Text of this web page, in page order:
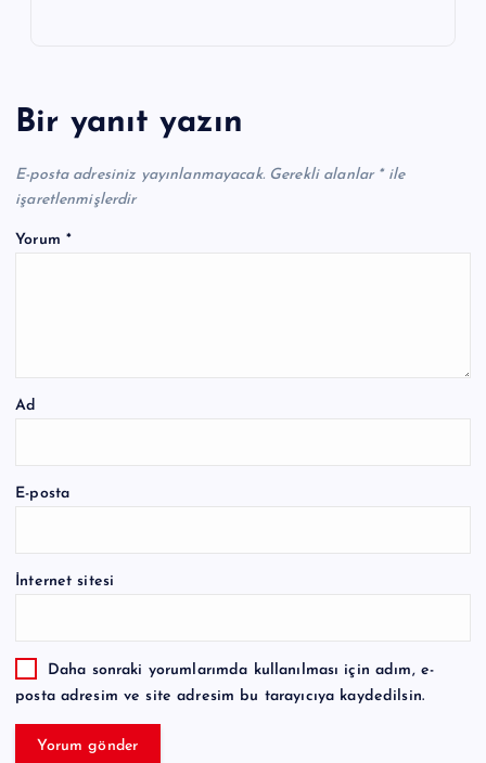
Bir yanıt yazın
E-posta adresiniz yayınlanmayacak. Gerekli alanlar *ile
işaretlenmişlerdir
Yorum *
Ad
E-posta
İnternet sitesi
Daha sonraki yorumlarımda kullanılması için adım, e-
posta adresim ve site adresim bu tarayıcıya kaydedilsin.